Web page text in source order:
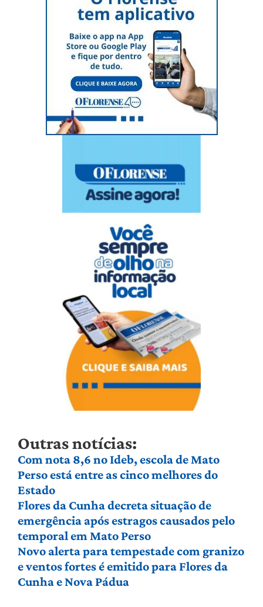
Outras notícias:
Com nota 8,6 no Ideb, escola de Mato
Perso está entre as cinco melhores do
Estado
Flores da Cunha decreta situação de
emergência após estragos causados pelo
temporal em Mato Perso
Novo alerta para tempestade com granizo
e ventos fortes é emitido para Flores da
Cunha e Nova Pádua